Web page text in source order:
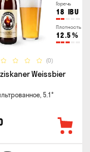
Горечь
18 IBU
Плотность
12.5 %
(0)
Weissbier
5.1°